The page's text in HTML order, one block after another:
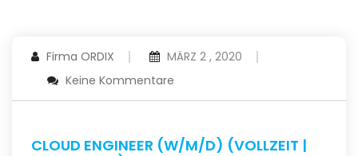
Firma ORDIX
MÄRZ 2 , 2020
Keine Kommentare
CLOUD ENGINEER (W/M/D) (VOLLZEIT |